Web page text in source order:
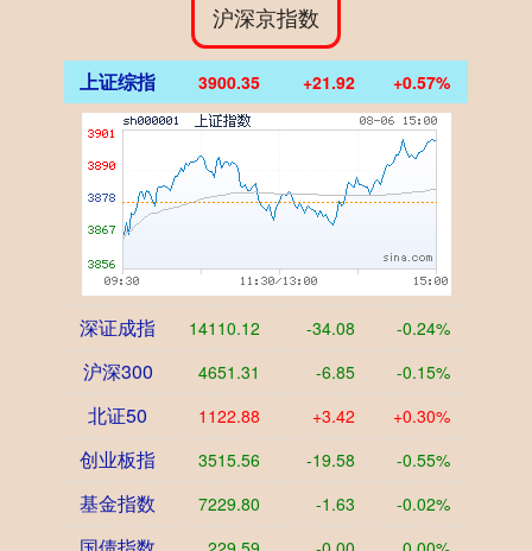
沪深京指数
上证综指 3900.35 +21.92 +0.57%
深证成指 14110.12 -34.08 -0.24%
沪深300 4651.31 -6.85 -0.15%
北证50 1122.88 +3.42 +0.30%
创业板指 3515.56 -19.58 -0.55%
基金指数 7229.80 -1.63 -0.02%